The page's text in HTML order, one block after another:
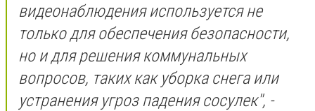
видеонаблюдения используется не
только для обеспечения безопасности,
но и для решения коммунальных
вопросов, таких как уборка снега или
устранения угроз падения сосулек'', -